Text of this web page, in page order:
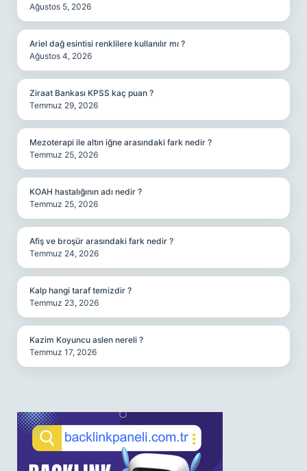
Ağustos 5, 2026
Ariel dağ esintisi renklilere kullanılır mı ?
Ağustos 4, 2026
Ziraat Bankası KPSS kaç puan ?
Temmuz 29, 2026
Mezoterapi ile altın iğne arasındaki fark nedir ?
Temmuz 25, 2026
KOAH hastalığının adı nedir ?
Temmuz 25, 2026
Afiş ve broşür arasındaki fark nedir ?
Temmuz 24, 2026
Kalp hangi taraf temizdir ?
Temmuz 23, 2026
Kazim Koyuncu aslen nereli ?
Temmuz 17, 2026